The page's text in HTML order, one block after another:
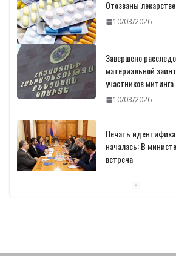
Отозваны
10/03/2026
Завершено
материальной
участников митинга
10/03/2026
Печать
началась: В
встреча